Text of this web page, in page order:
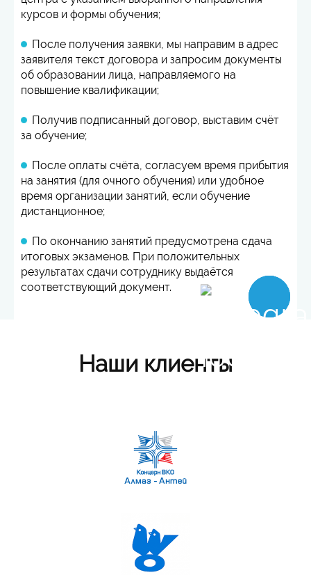
курсов и формы обучения;
После получения заявки, мы направим в адрес
заявителя текст договора и запросим документы
об образовании лица, направляемого на
повышение квалификации;
Получив подписанный договор, выставим счёт
за обучение;
После оплаты счёта, согласуем время прибытия
на занятия (для очного обучения) или удобное
время организации занятий, если обучение
дистанционное;
По окончанию занятий предусмотрена сдача
итоговых экзаменов. При положительных
результатах сдачи сотруднику выдаётся
соответствующий документ.
Наши клиенты